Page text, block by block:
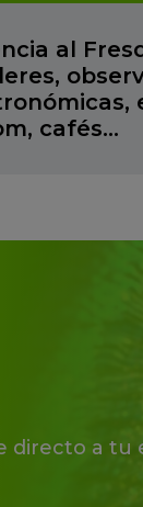
al
cafés…
directo a tu